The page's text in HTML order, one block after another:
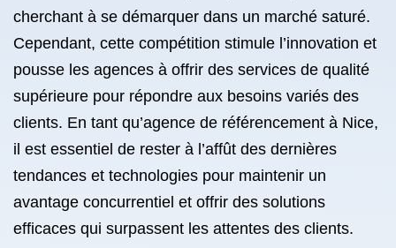
cherchant à se démarquer dans un marché saturé.
Cependant, cette compétition stimule l’innovation et
pousse les agences à offrir des services de qualité
supérieure pour répondre aux besoins variés des
clients. En tant qu’agence de référencement à Nice,
il est essentiel de rester à l’affût des dernières
tendances et technologies pour maintenir un
avantage concurrentiel et offrir des solutions
efficaces qui surpassent les attentes des clients.